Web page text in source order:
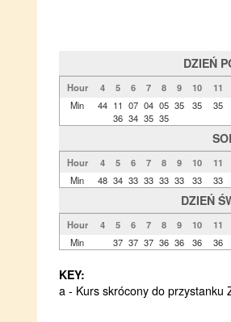
DZIEŃ
Hour 4 5 6 7 8 9 10
11
Min
44 11
36
07
34
04
35
05
35
35 35 35
Hour 4 5 6 7 8 9 10
11
Min
48 34 33 33 33 33 33 33
DZIEŃ
Hour 4 5 6 7 8 9 10
11
Min
37 37 37 36 36 36 36
KEY:
a - Kurs skrócony do przystanku